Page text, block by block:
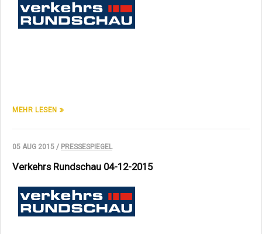
MEHR LESEN
05 AUG 2015 / PRESSESPIEGEL
Verkehrs Rundschau 04-12-2015